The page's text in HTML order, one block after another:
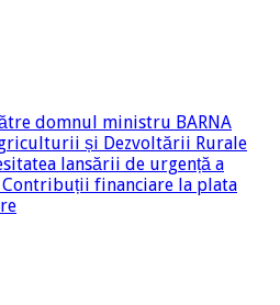
domnul ministru BARNA
și Dezvoltării Rurale
lansării de urgență a
Contribuții financiare la plata